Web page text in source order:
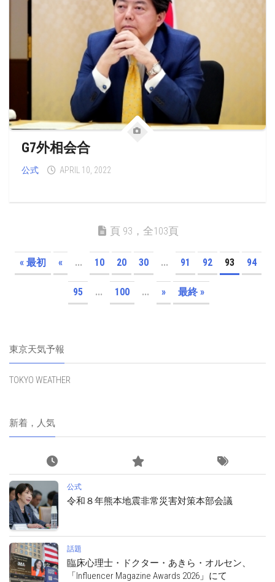
G7外相会合
公式 APRIL 10, 2022
頁 93，全103頁
« 最初 « ... 10 20 30 ... 91 92 93 94
95 ... 100 ... » 最終 »
東京天気予報
TOKYO WEATHER
新着，人気
公式
令和８年熊本地震非常災害対策本部会議
話題
臨床心理士・ドクター・あきら・オルセン、
「Influencer Magazine Awards 2026」にて